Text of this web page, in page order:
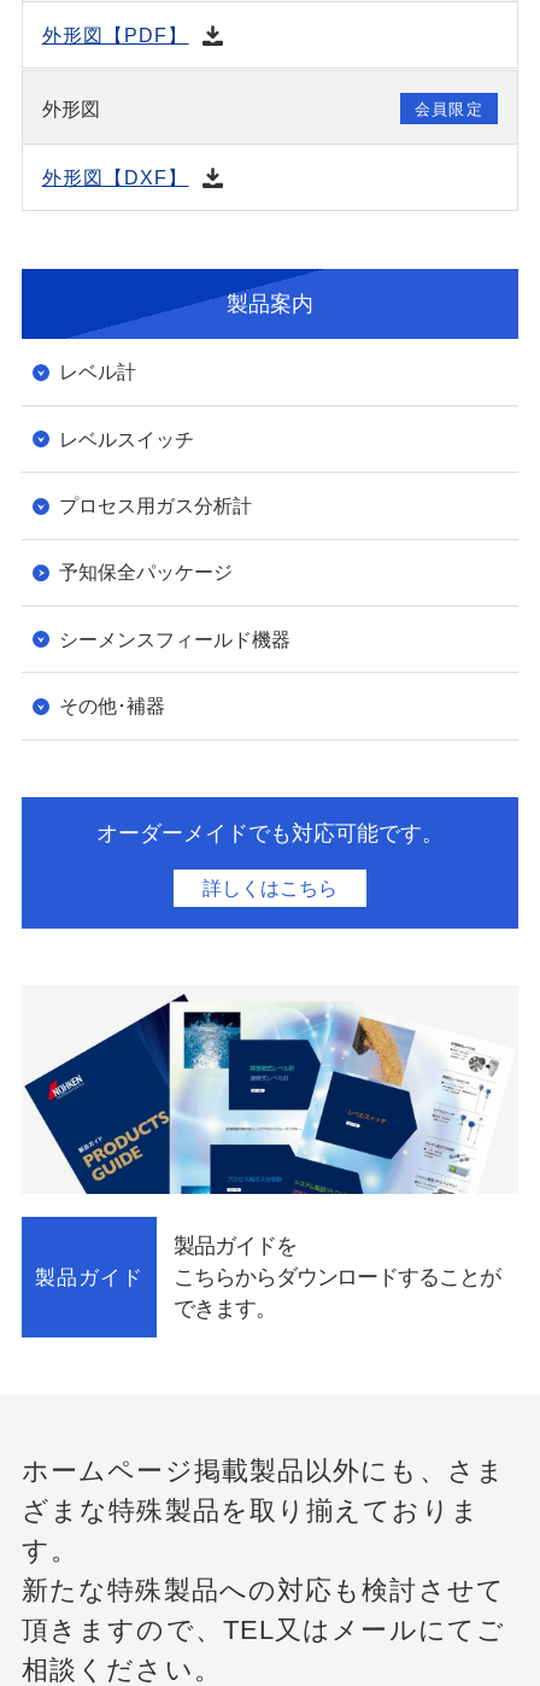
外形図【PDF】
外形図 会員限定
外形図【DXF】
製品案内
レベル計
レベルスイッチ
プロセス用ガス分析計
予知保全パッケージ
シーメンスフィールド機器
その他･補器
オーダーメイドでも対応可能です。
​詳しくはこちら
製品ガイド
製品ガイドを
こちらからダウンロードすることが
できます。
ホームページ掲載製品以外にも、さま
ざまな特殊製品を取り揃えておりま
す。
新たな特殊製品への対応も検討させて
頂きますので、 TEL又はメールにてご
相談ください。